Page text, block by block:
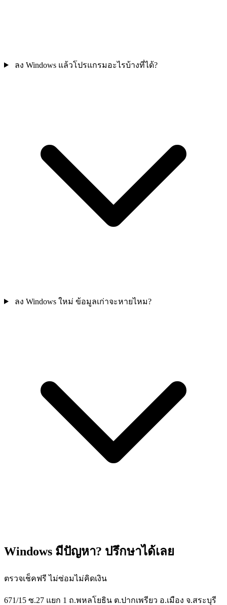
ลง Windows แล้วโปรแกรมอะไรบ้างที่ได้?
ลง Windows ใหม่ ข้อมูลเก่าจะหายไหม?
Windows มีปัญหา? ปรึกษาได้เลย
ตรวจเช็คฟรี ไม่ซ่อมไม่คิดเงิน
671/15 ซ.27 แยก 1 ถ.พหลโยธิน ต.ปากเพรียว อ.เมือง จ.สระบุรี